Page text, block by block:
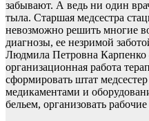
забывают. А ведь ни один
тыла. Старшая медсестра
невозможно решить многие
диагнозы, ее незримой
Людмила Петровна Карпенко
организационная работа
сформировать штат
медикаментами и
бельем, организовать